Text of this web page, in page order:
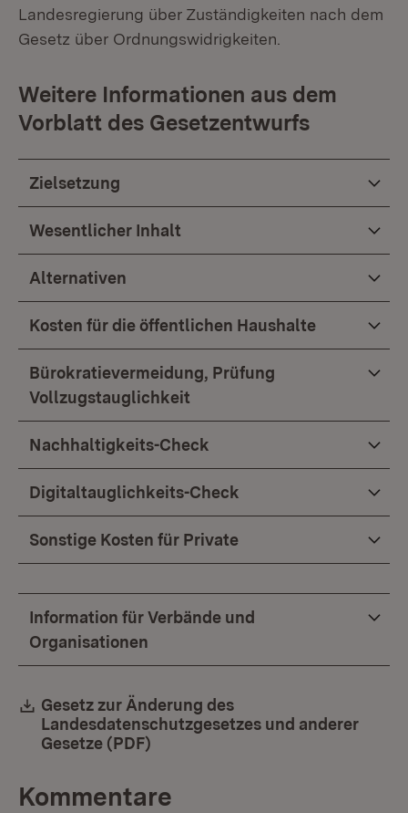
Landesregierung über Zuständigkeiten nach dem
Gesetz über Ordnungswidrigkeiten.
Weitere Informationen aus dem
Vorblatt des Gesetzentwurfs
Zielsetzung
Wesentlicher Inhalt
Alternativen
Kosten für die öffentlichen Haushalte
Bürokratievermeidung, Prüfung
Vollzugstauglichkeit
Nachhaltigkeits-Check
Digitaltauglichkeits-Check
Sonstige Kosten für Private
Information für Verbände und
Organisationen
Download:
Gesetz zur Änderung des
Landesdatenschutzgesetzes und anderer
Gesetze (PDF)
Kommentare